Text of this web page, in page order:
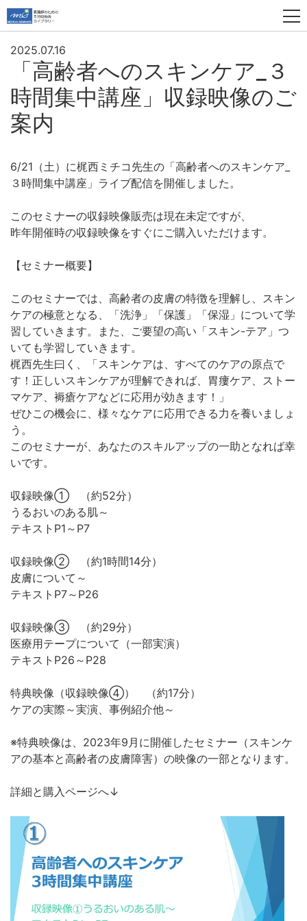
2025.07.16
「高齢者へのスキンケア_３
時間集中講座」収録映像のご
案内
6/21（土）に梶西ミチコ先生の「高齢者へのスキンケア_
３時間集中講座」ライブ配信を開催しました。
このセミナーの収録映像販売は現在未定ですが、
昨年開催時の収録映像をすぐにご購入いただけます。
【セミナー概要】
このセミナーでは、高齢者の皮膚の特徴を理解し、スキン
ケアの極意となる、「洗浄」「保護」「保湿」について学
習していきます。また、ご要望の高い「スキン-テア」つ
いても学習していきます。
梶西先生曰く、「スキンケアは、すべてのケアの原点で
す！正しいスキンケアが理解できれば、胃瘻ケア、ストー
マケア、褥瘡ケアなどに応用が効きます！」
ぜひこの機会に、様々なケアに応用できる力を養いましょ
う。
このセミナーが、あなたのスキルアップの一助となれば幸
いです。
収録映像① （約52分）
うるおいのある肌～
テキストP1～P7
収録映像② （約1時間14分）
皮膚について～
テキストP7～P26
収録映像③ （約29分）
医療用テープについて（一部実演）
テキストP26～P28
特典映像（収録映像④） （約17分）
ケアの実際～実演、事例紹介他～
※特典映像は、2023年9月に開催したセミナー（スキンケ
アの基本と高齢者の皮膚障害）の映像の一部となります。
詳細と購入ページへ↓